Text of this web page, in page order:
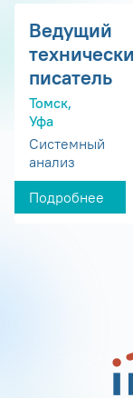
Ведущий
писатель
Томск,
Уфа
Системный
анализ
Подробнее